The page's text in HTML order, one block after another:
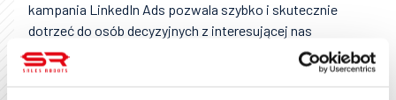
kampania LinkedIn Ads pozwala szybko i skutecznie
dotrzeć do osób decyzyjnych z interesującej nas
branży.
Obecnie przedstawiciele kadry C-level,
właściciele i dyrektorzy przedsiębiorstw